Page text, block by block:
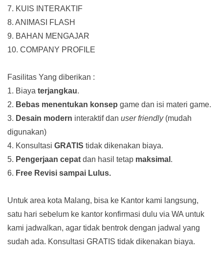
7. KUIS INTERAKTIF
8. ANIMASI FLASH
9. BAHAN MENGAJAR
10. COMPANY PROFILE
Fasilitas Yang diberikan :
1. Biaya terjangkau.
2. Bebas menentukan konsep game dan isi materi game.
3. Desain modern interaktif dan user friendly(mudah
digunakan)
4. Konsultasi GRATIS tidak dikenakan biaya.
5. Pengerjaan cepat dan hasil tetap maksimal .
6. Free Revisi sampai Lulus.
Untuk area kota Malang, bisa ke Kantor kami langsung,
satu hari sebelum ke kantor konfirmasi dulu via WA untuk
kami jadwalkan, agar tidak bentrok dengan jadwal yang
sudah ada. Konsultasi GRATIS tidak dikenakan biaya.